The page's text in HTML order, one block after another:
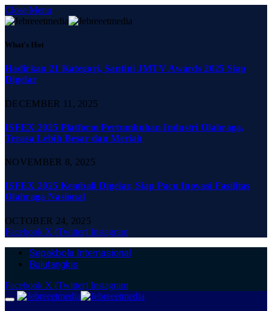
Close Menu
What's Hot
Hadirkan 21 Kategori, Santini JMTV Awards 2025 Siap
Digelar
DECEMBER 11, 2025
ISFEX 2025 Platform Pertumbuhan Industri Olahraga,
Terasa Lebih Besar dan Meriah
NOVEMBER 8, 2025
ISFEX 2025 Kembali Digelar, Siap Pacu Inovasi Fasilitas
Olahraga Nasional
OCTOBER 24, 2025
Facebook X (Twitter) Instagram
Sepakbola Internasional
Bulutangkis
Facebook X (Twitter) Instagram